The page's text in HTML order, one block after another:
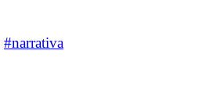
#narrativa